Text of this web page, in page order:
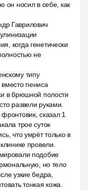
он носил в себе, как
Гаврилович
когда генетически
не
типу
пениса
в брюшной полости
развели руками.
сказал 1
трое суток
что умрёт только в
провели.
подобие
но тело
узкие бедра,
тонкая кожа.